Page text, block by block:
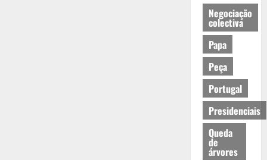
Negociação
colectiva
Papa
Peça
Portugal
Presidenciais
Queda
de
árvores